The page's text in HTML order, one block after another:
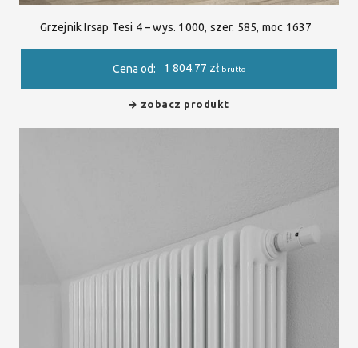
Grzejnik Irsap Tesi 4 – wys. 1000, szer. 585, moc 1637
Cena od: 1 804.77 zł brutto
zobacz produkt